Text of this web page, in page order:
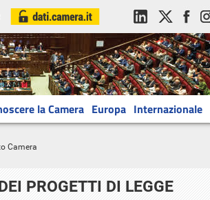
la Camera Europa Internazionale
Camera
PROGETTI DI LEGGE